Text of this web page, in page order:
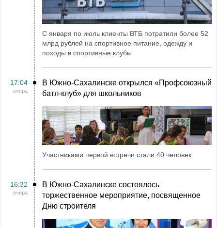
С января по июль клиенты ВТБ потратили более 52
млрд рублей на спортивное питание, одежду и
походы в спортивные клубы
17:04
вчера
В Южно-Сахалинске открылся «Профсоюзный
батл-клуб» для школьников
Участниками первой встречи стали 40 человек
16:32
вчера
В Южно-Сахалинске состоялось
торжественное мероприятие, посвященное
Дню строителя